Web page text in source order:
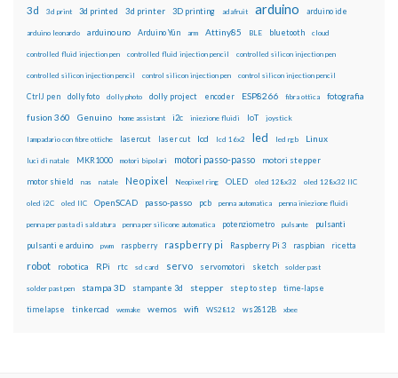
3d 3d print 3d printed 3d printer 3D printing adafruit arduino arduino ide
arduino leonardo arduino uno Arduino Yún arm Attiny85 BLE bluetooth cloud
controlled fluid injection pen controlled fluid injection pencil controlled silicon injection pen
controlled silicon injection pencil control silicon injection pen control silicon injection pencil
CtrlJ pen dolly foto dolly photo dolly project encoder ESP8266 fibra ottica fotografia
fusion 360 Genuino home assistant i2c iniezione fluidi IoT joystick
lampadario con fibre ottiche lasercut laser cut lcd lcd 16x2 led led rgb Linux
luci di natale MKR1000 motori bipolari motori passo-passo motori stepper
motor shield nas natale Neopixel Neopixel ring OLED oled 128x32 oled 128x32 IIC
oled i2C oled IIC OpenSCAD passo-passo pcb penna automatica penna iniezione fluidi
penna per pasta di saldatura penna per silicone automatica potenziometro pulsante pulsanti
pulsanti e arduino pwm raspberry raspberry pi Raspberry Pi 3 raspbian ricetta
robot robotica RPi rtc sd card servo servomotori sketch solder past
solder past pen stampa 3D stampante 3d stepper step to step time-lapse
timelapse tinkercad wemake wemos wifi WS2812 ws2812B xbee